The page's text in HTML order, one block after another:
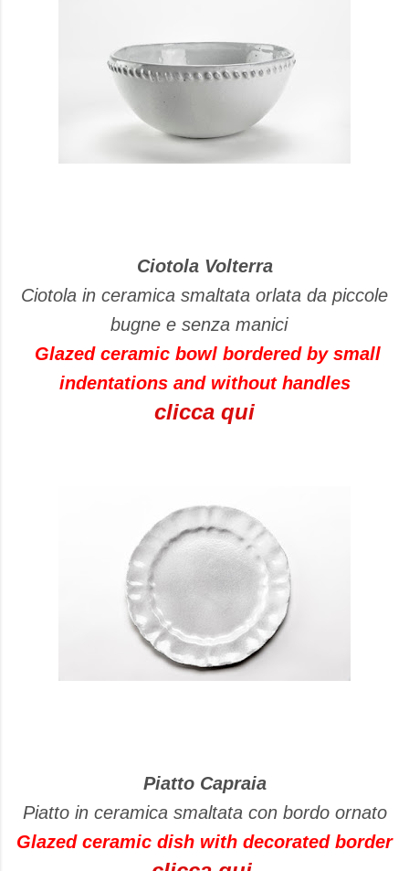
Ciotola Volterra
Ciotola in ceramica smaltata orlata da piccole
bugne e senza manici
Glazed ceramic bowl bordered by small
indentations and without handles
clicca qui
Piatto Capraia
Piatto in ceramica smaltata con bordo ornato
Glazed ceramic dish with decorated border